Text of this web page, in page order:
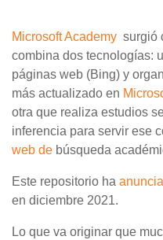
Microsoft Academy surgió
combina dos tecnologías:
páginas web (Bing) y
más actualizado en
otra que realiza estudios
inferencia para servir ese
web de búsqueda
Este repositorio ha
en diciembre 2021.
Lo que va originar que